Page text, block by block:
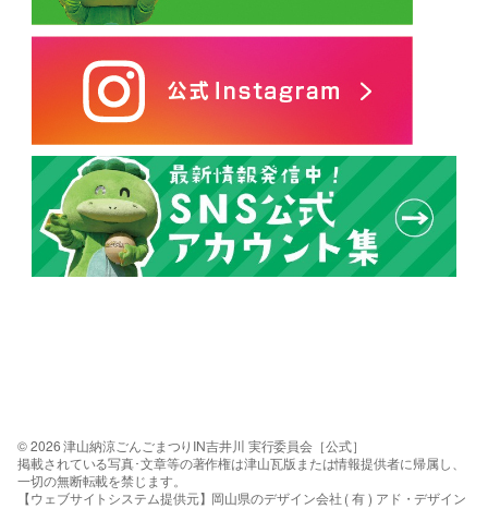
© 2026 津山納涼ごんごまつりIN吉井川 実行委員会［公式］
掲載されている写真･文章等の著作権は津山瓦版または情報提供者に帰属し、
一切の無断転載を禁じます。
【ウェブサイトシステム提供元】岡山県のデザイン会社 ( 有 ) アド・デザイン